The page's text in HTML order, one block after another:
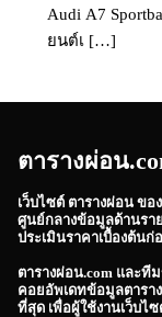
Audi A7
ยนต์เ […]
ตารางผ่อน
เว็บไซต์ ตารางผ่อน ขอ
ศูนย์กลางข้อมูลด้านรา
ประเมินราคาเบื้องต้นก่
ตารางผ่อน.com และที
คอยอัพเดทข้อมูลตารา
ที่สุด เพื่อผู้ใช้งานเว็บไซ